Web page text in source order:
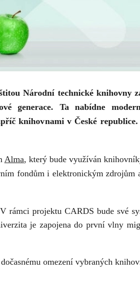
Národní technické knihovny
generace. Ta nabídne
knihovnami v České republice.
Alma, který bude využíván
fondům i elektronickým zdrojům
projektu CARDS bude své
je zapojena do první vlny
omezení vybraných